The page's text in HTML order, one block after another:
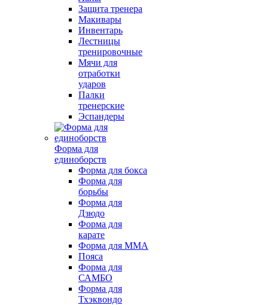
Защита тренера
Макивары
Инвентарь
Лестницы
тренировочные
Мячи для
отработки
ударов
Палки
тренерские
Эспандеры
Форма для
единоборств
Форма для бокса
Форма для
борьбы
Форма для
Дзюдо
Форма для
карате
Форма для MMA
Пояса
Форма для
САМБО
Форма для
Тхэквондо